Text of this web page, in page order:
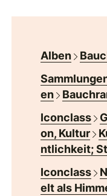
Alben
en
Iconclass
on, Kultur
ntlichkeit;
Iconclass
elt als